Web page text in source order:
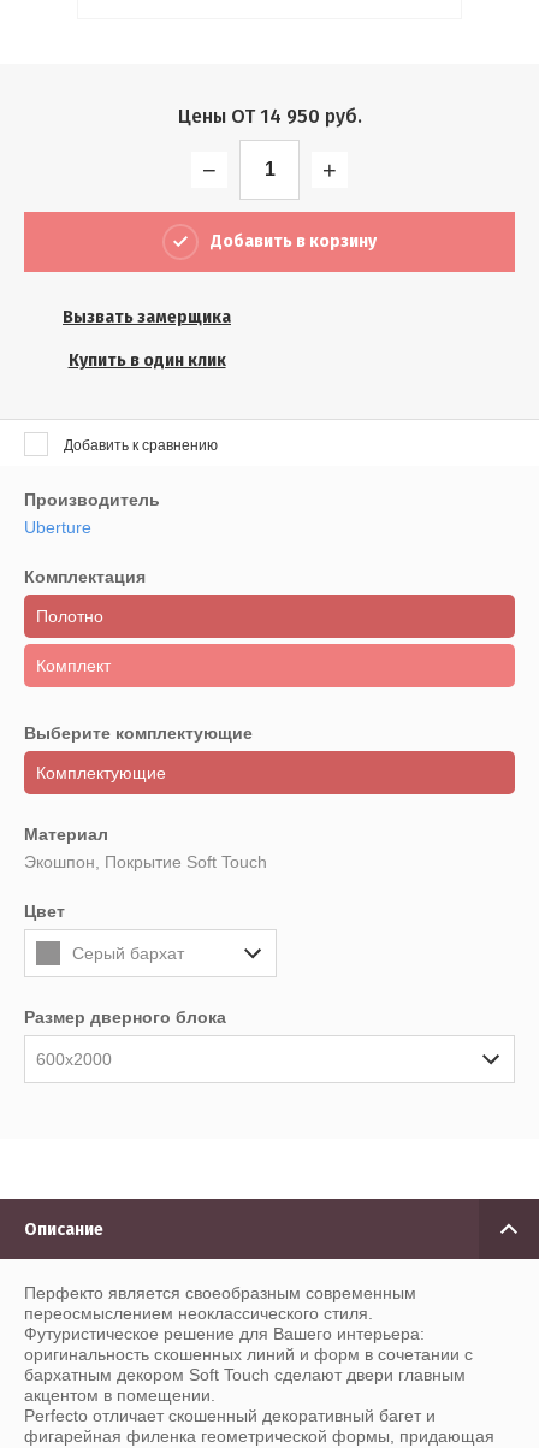
Цены ОТ 14 950 руб.
− +
Добавить в корзину
Вызвать замерщика
Купить в один клик
Добавить к сравнению
Производитель
Uberture
Выберите комплектующие
Комплектующие
Комплектация
Полотно
Комплект
Материал
Экошпон, Покрытие Soft Touch
Цвет
Серый бархат
Размер дверного блока
600x2000
Описание
Перфекто является своеобразным современным
переосмыслением неоклассического стиля.
Футуристическое решение для Вашего интерьера:
оригинальность скошенных линий и форм в сочетании с
бархатным декором Soft Touch сделают двери главным
акцентом в помещении.
Perfecto отличает скошенный декоративный багет и
фигарейная филенка геометрической формы, придающая